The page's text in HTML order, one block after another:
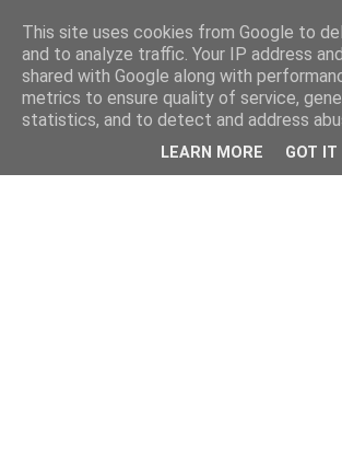
This site uses cookies from Google to
and to analyze traffic. Your IP address
shared with Google along with
metrics to ensure quality of service,
statistics, and to detect and address
LEARN MORE GOT IT